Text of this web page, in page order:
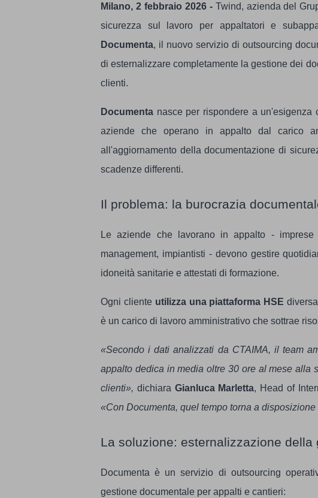
Milano, 2 febbraio 2026 -Twind, azienda del
sicurezza sul lavoro per appaltatori e
Documenta, il nuovo servizio di outsourcing
di esternalizzare completamente la gestione dei
clienti.
Documenta nasce per rispondere a un'esigenza
aziende che operano in appalto dal carico
all'aggiornamento della documentazione di
scadenze differenti.
Il problema: la burocrazia
Le aziende che lavorano in appalto -
management, impiantisti - devono gestire
idoneità sanitarie e attestati di formazione.
Ogni cliente utilizza una piattaforma HSE
è un carico di lavoro amministrativo che sottrae
«Secondo i dati analizzati da CTAIMA, il team
appalto dedica in media oltre 30 ore al mese alla
clienti», dichiara Gianluca Marletta, Head of
«Con Documenta, quel tempo torna a
La soluzione: esternalizzazione della
Documenta è un servizio di outsourcing
gestione documentale per appalti e cantieri: